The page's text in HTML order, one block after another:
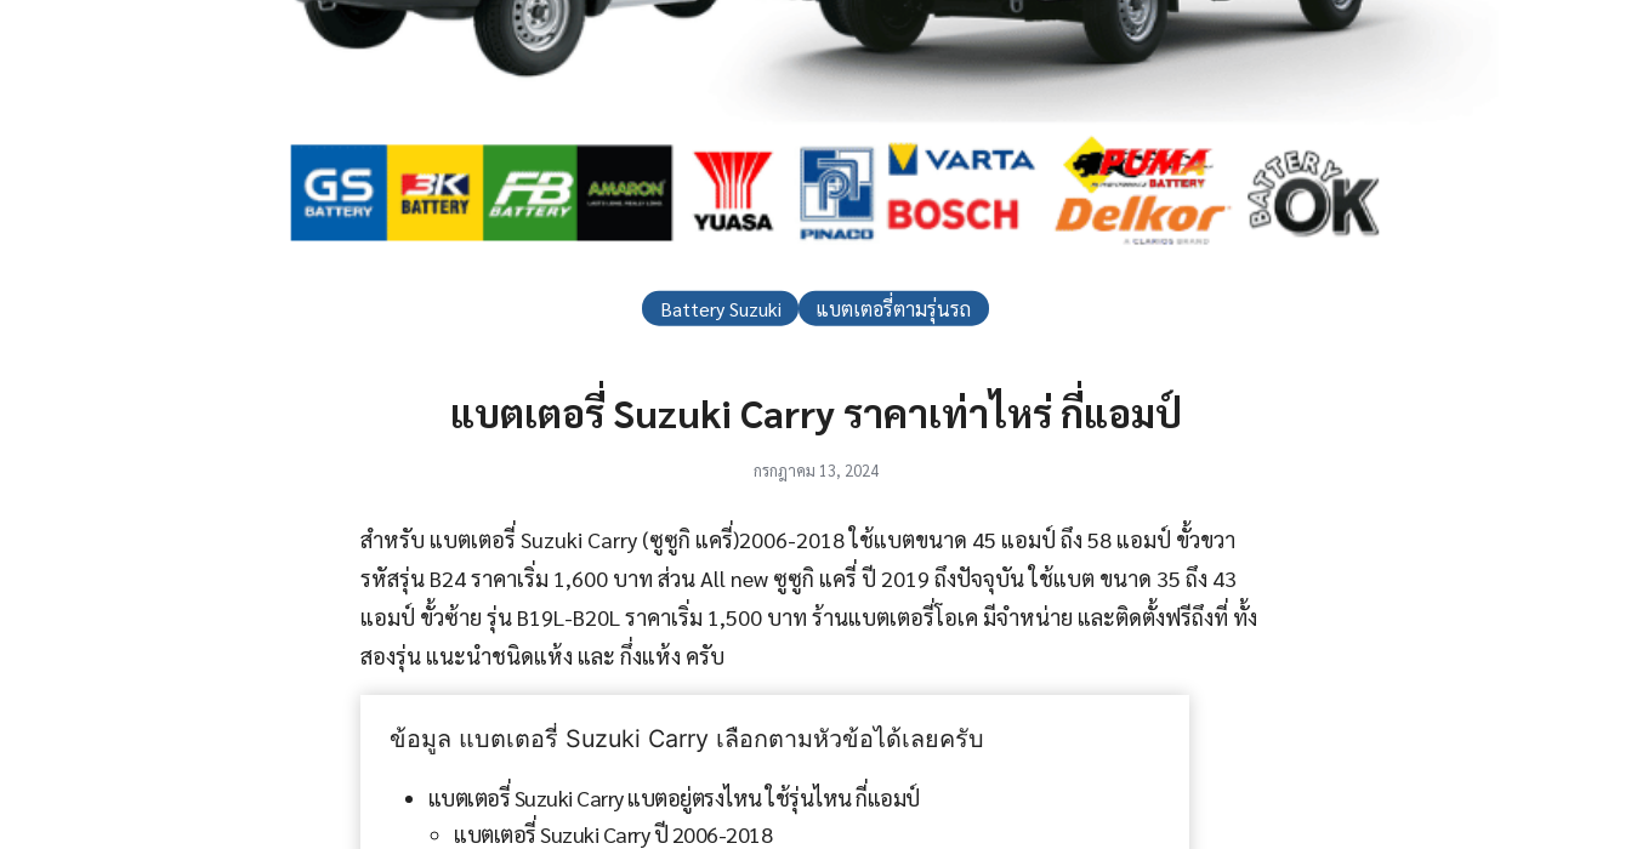
Battery Suzuki แบตเตอรี่ตามรุ่นรถ
แบตเตอรี่ Suzuki Carry ราคาเท่าไหร่ กี่แอมป์
กรกฎาคม 13, 2024
สำหรับ แบตเตอรี่ Suzuki Carry (ซูซูกิ แครี่)2006-2018 ใช้แบตขนาด 45 แอมป์ ถึง 58 แอมป์ ขั้วขวา
รหัสรุ่น B24 ราคาเริ่ม 1,600 บาท ส่วน All new ซูซูกิ แครี่ ปี 2019 ถึงปัจจุบัน ใช้แบต ขนาด 35 ถึง 43
แอมป์ ขั้วซ้าย รุ่น B19L-B20L ราคาเริ่ม 1,500 บาท ร้านแบตเตอรี่โอเค มีจำหน่าย และติดตั้งฟรีถึงที่ ทั้ง
สองรุ่น แนะนำชนิดแห้ง และ กึ่งแห้ง ครับ
ข้อมูล แบตเตอรี่ Suzuki Carry เลือกตามหัวข้อได้เลยครับ
แบตเตอรี่ Suzuki Carry แบตอยู่ตรงไหน ใช้รุ่นไหน กี่แอมป์
แบตเตอรี่ Suzuki Carry ปี 2006-2018